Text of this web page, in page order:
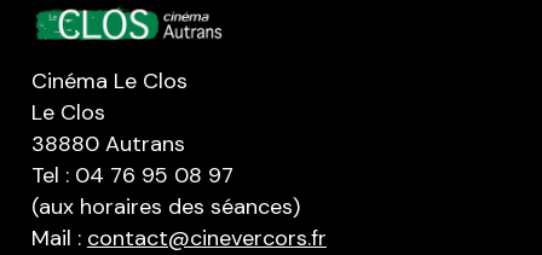
Cinéma Le Clos
Le Clos
38880 Autrans
Tel : 04 76 95 08 97
(aux horaires des séances)
Mail : contact@cinevercors.fr